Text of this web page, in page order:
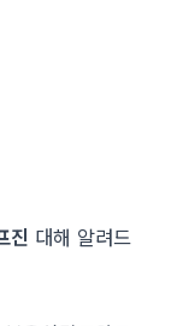
진 대해 알려드